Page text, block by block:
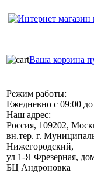
Ваша корзина
Режим работы:
Ежедневно с 09:00
Наш адрес:
Россия, 109202,
вн.тер. г.
Нижегородский,
ул 1-Я Фрезерная,
БЦ Андроновка